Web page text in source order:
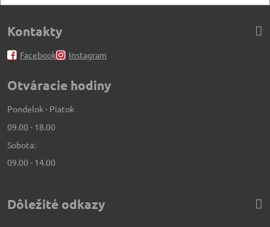
Kontakty
Facebook Instagram
Otváracie hodiny
Pondelok - Piatok
09.00 - 18.00
Sobota:
09.00 - 14.00
Dôležité odkazy